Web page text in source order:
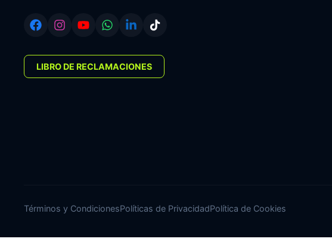
LIBRO DE RECLAMACIONES
Términos y CondicionesPolíticas de PrivacidadPolítica de Cookies